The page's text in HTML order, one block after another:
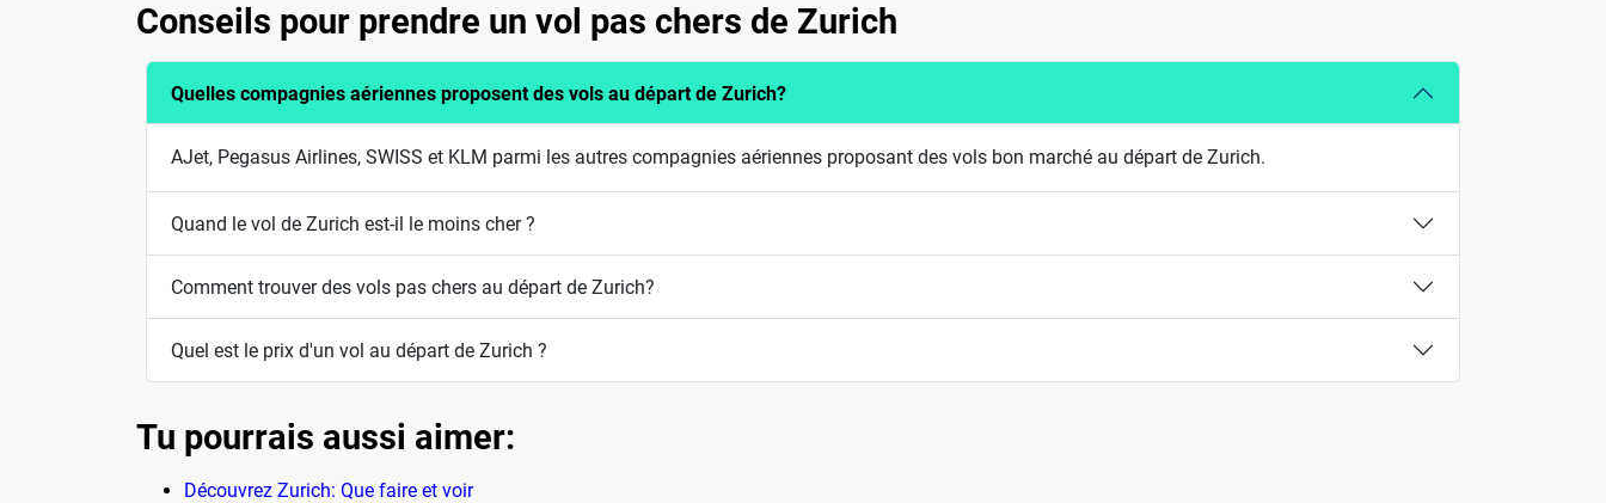
Conseils pour prendre un vol pas chers de Zurich
Quelles compagnies aériennes proposent des vols au départ de Zurich?
AJet, Pegasus Airlines, SWISS et KLM parmi les autres compagnies aériennes proposant des vols bon marché au départ de Zurich.
Quand le vol de Zurich est-il le moins cher ?
Comment trouver des vols pas chers au départ de Zurich?
Quel est le prix d'un vol au départ de Zurich ?
Tu pourrais aussi aimer:
Découvrez Zurich: Que faire et voir